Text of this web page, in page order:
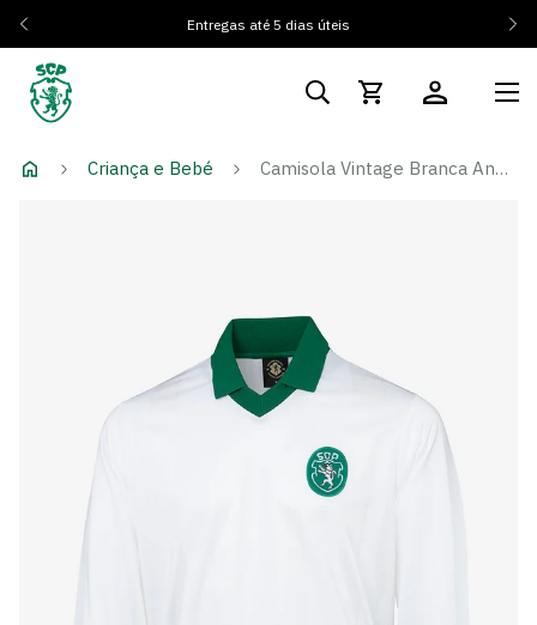
Entregas até 5 dias úteis
Criança e Bebé Camisola Vintage Branca Anos 80 Limited Edition - Criança